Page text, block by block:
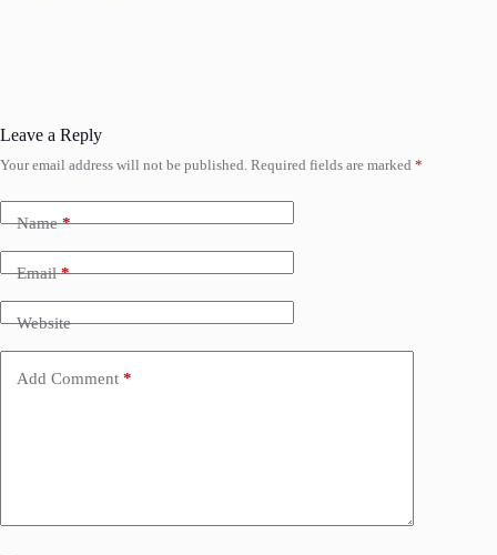
Leave a Reply
Your email address will not be published. Required fields are marked *
Name*
Email*
Website
Add Comment *